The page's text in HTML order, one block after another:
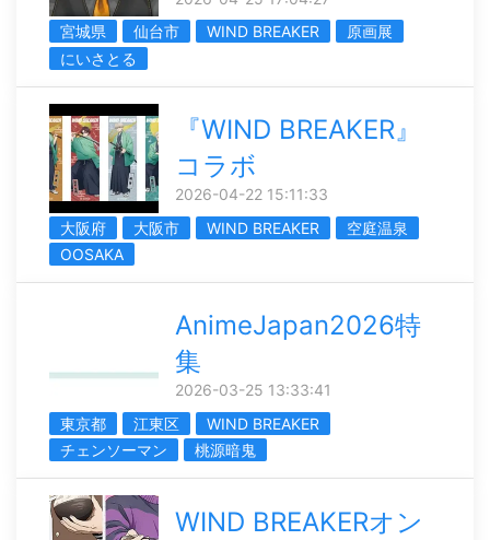
宮城県
仙台市 WIND BREAKER
原画展
にいさとる
『WIND BREAKER』
コラボ
2026-04-22 15:11:33
大阪府
大阪市 WIND BREAKER
空庭温泉
OOSAKA
AnimeJapan2026特
集
2026-03-25 13:33:41
東京都
江東区
WIND BREAKER
チェンソーマン
桃源暗鬼
WIND BREAKERオン